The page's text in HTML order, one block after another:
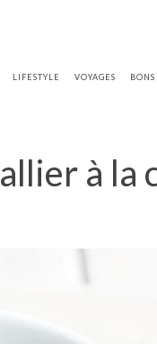
LIFESTYLE VOYAGES BONS
à la